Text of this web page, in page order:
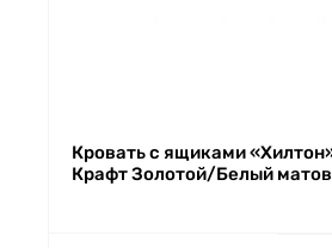
Кровать с ящиками
Крафт Золотой/Белый